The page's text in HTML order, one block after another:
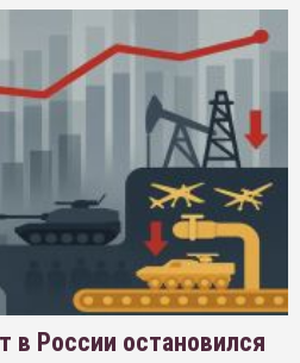
в России остановился